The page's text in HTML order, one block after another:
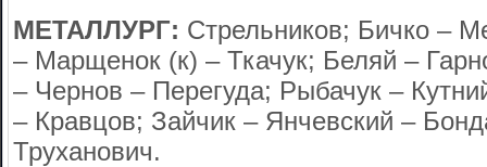
МЕТАЛЛУРГ: Стрельников; Бичко –
– Марщенок (к) – Ткачук; Беляй –
– Чернов – Перегуда; Рыбачук –
– Кравцов; Зайчик – Янчевский –
Труханович.